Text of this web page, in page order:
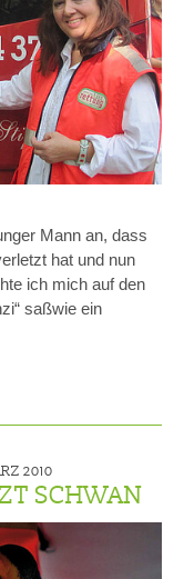
Mann an, dass
hat und nun
ich mich auf den
saßwie ein
2010
SCHWAN